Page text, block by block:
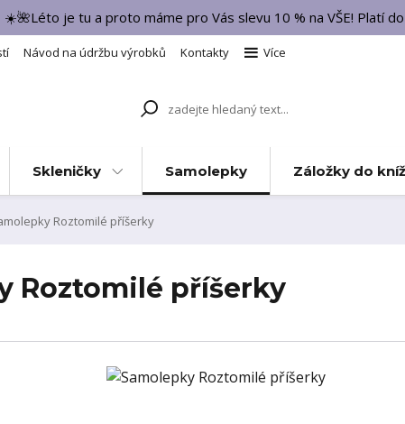
☀️🌺Léto je tu a proto máme pro Vás slevu 10 % na VŠE! Platí
Návod na údržbu výrobků Kontakty Více
Skleničky Samolepky Záložky do
Roztomilé příšerky
Roztomilé příšerky